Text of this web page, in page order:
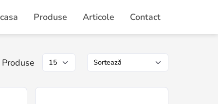
Produse Articole Contact
Produse